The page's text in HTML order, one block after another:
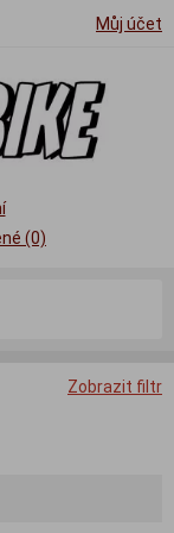
Můj účet
(0)
Zobrazit filtr